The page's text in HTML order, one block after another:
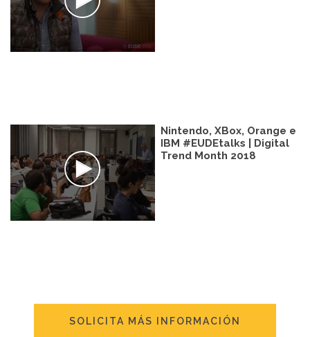
Nintendo, XBox, Orange e
IBM #EUDEtalks | Digital
Trend Month 2018
SOLICITA MÁS INFORMACIÓN